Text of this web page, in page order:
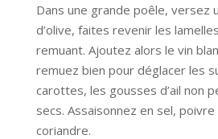
Dans une grande poêle, versez
d’olive, faites revenir les
remuant. Ajoutez alors le vin
remuez bien pour déglacer les
carottes, les gousses d’ail non
secs. Assaisonnez en sel,
coriandre.